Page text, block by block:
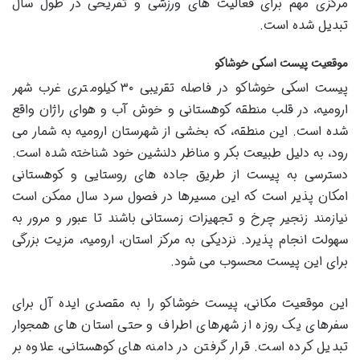
تبدیل شده است.
موقعیت پیست اسکی خوشاکو
پیست اسکی خوشاکو در فاصله تقریبی ۳۰ کیلومتری غرب شهر
ارومیه، در قلب منطقه کوهستانی و خوش آب و هوای راژان واقع
شده است. این منطقه، که بخشی از شهرستان ارومیه به شمار می
رود، به دلیل طبیعت بکر و مناظر دلنشین خود شناخته شده است.
دسترسی به پیست از طریق جاده های روستایی و کوهستانی
امکان پذیر است که این مسیرها در فصول سرد سال ممکن است
نیازمند زنجیر چرخ و تجهیزات زمستانی باشند تا عبور و مرور به
سهولت انجام پذیرد. نزدیکی به مرکز استان، ارومیه، مزیت بزرگی
برای این پیست محسوب می شود.
این موقعیت مکانی، پیست خوشاکو را به مقصدی ایده آل برای
سفرهای یک روزه از شهرهای اطراف و حتی استان های همجوار
تبدیل کرده است. قرار گرفتن در دامنه های کوهستانی، علاوه بر